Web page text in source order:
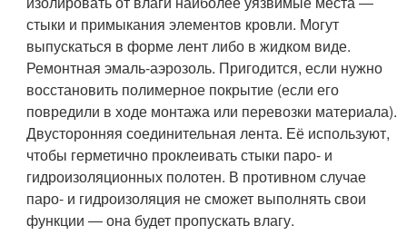
стыки и примыкания элементов кровли. Могут
выпускаться в форме лент либо в жидком виде.
Ремонтная эмаль-аэрозоль. Пригодится, если нужно
восстановить полимерное покрытие (если его
повредили в ходе монтажа или перевозки материала).
Двусторонняя соединительная лента. Её используют,
чтобы герметично проклеивать стыки паро- и
гидроизоляционных полотен. В противном случае
паро- и гидроизоляция не сможет выполнять свои
функции ― она будет пропускать влагу.